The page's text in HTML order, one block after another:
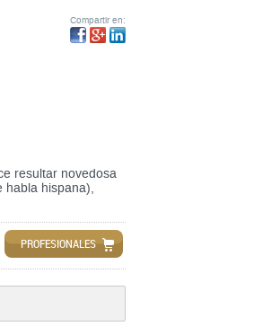
resultar novedosa
hispana),
Compartir en:
AÑADIRQUITAR
PROFESIONALES